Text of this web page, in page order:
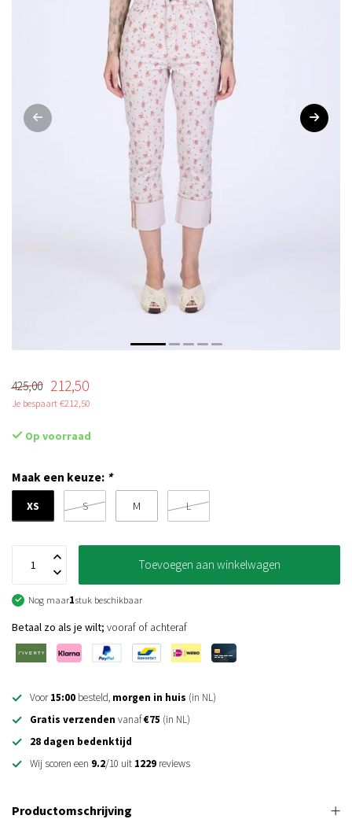
425,00 212,50
Je bespaart €212,50
Op voorraad
Maak een keuze: *
XS S M L
Toevoegen aan winkelwagen
Nog maar1stuk beschikbaar
Betaal zo als je wilt; vooraf of achteraf
Voor15:00 besteld, morgen in huis (in NL)
Gratis verzenden vanaf€75 (in NL)
28 dagen bedenktijd
Wij scoren een 9.2/10 uit 1229 reviews
Productomschrijving